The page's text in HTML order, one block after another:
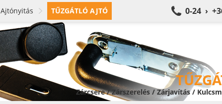
Ajtónyitás TŰZGÁTLÓ AJTÓ 0-24 ›
Zárcsere / Zárszerelés / Zárjavítás /